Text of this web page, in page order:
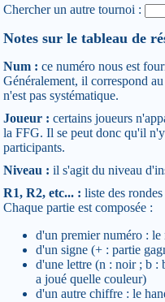
Chercher un autre tournoi :
Notes sur le tableau de
Num : ce numéro nous est
Généralement, il correspond
n'est pas systématique.
Joueur : certains joueurs
la FFG. Il se peut donc qu'il
participants.
Niveau : il s'agit du niveau
R1, R2, etc... : liste des rondes
Chaque partie est composée :
d'un premier numéro : le
d'un signe (+ : partie
d'une lettre (n : noir ; b :
a joué quelle couleur)
d'un autre chiffre : le